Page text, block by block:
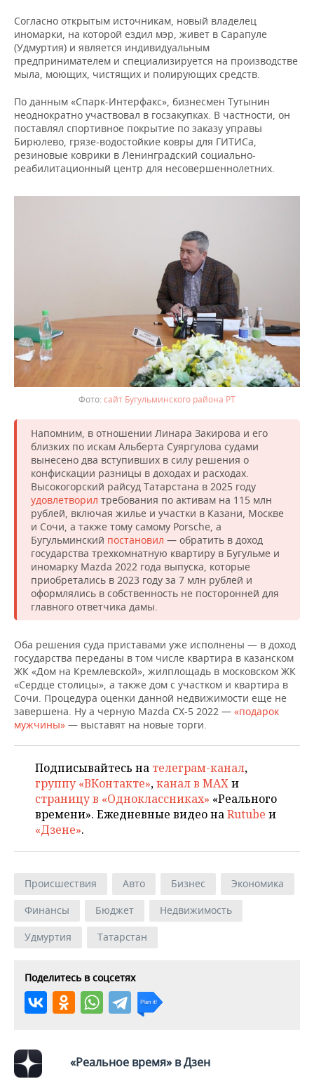
Согласно открытым источникам, новый владелец
иномарки, на которой ездил мэр, живет в Сарапуле
(Удмуртия) и является индивидуальным
предпринимателем и специализируется на производстве
мыла, моющих, чистящих и полирующих средств.
По данным «Спарк-Интерфакс», бизнесмен Тутынин
неоднократно участвовал в госзакупках. В частности, он
поставлял спортивное покрытие по заказу управы
Бирюлево, грязе-водостойкие ковры для ГИТИСа,
резиновые коврики в Ленинградский социально-
реабилитационный центр для несовершеннолетних.
сайт Бугульминского района РТ
Напомним, в отношении Линара Закирова и его
близких по искам Альберта Суяргулова судами
вынесено два вступивших в силу решения о
конфискации разницы в доходах и расходах.
Высокогорский райсуд Татарстана в 2025 году
удовлетворил требования по активам на 115 млн
рублей, включая жилье и участки в Казани, Москве
и Сочи, а также тому самому Porsche, а
Бугульминский постановил — обратить в доход
государства трехкомнатную квартиру в Бугульме и
иномарку Mazda 2022 года выпуска, которые
приобретались в 2023 году за 7 млн рублей и
оформлялись в собственность не посторонней для
главного ответчика дамы.
Оба решения суда приставами уже исполнены — в доход
государства переданы в том числе квартира в казанском
ЖК «Дом на Кремлевской», жилплощадь в московском ЖК
«Сердце столицы», а также дом с участком и квартира в
Сочи. Процедура оценки данной недвижимости еще не
завершена. Ну а черную Mazda CX-5 2022 — «подарок
мужчины» — выставят на новые торги.
Подписывайтесь на телеграм-канал,
группу «ВКонтакте»,канал в MAXи
страницу в «Одноклассниках» «Реального
времени». Ежедневные видео наRutube и
«Дзене».
Происшествия Авто Бизнес
Экономика
Финансы
Бюджет
Недвижимость
Удмуртия
Татарстан
Поделитесь в соцсетях
«Реальное время» в Дзен